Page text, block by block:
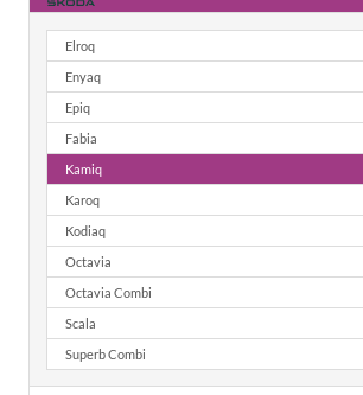
Elroq
Enyaq
Epiq
Fabia
Kamiq
Karoq
Kodiaq
Octavia
Octavia Combi
Scala
Superb Combi